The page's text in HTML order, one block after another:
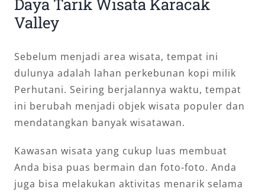
Valley
Sebelum menjadi area wisata, tempat ini
dulunya adalah lahan perkebunan kopi milik
Perhutani. Seiring berjalannya waktu, tempat
ini berubah menjadi objek wisata populer dan
mendatangkan banyak wisatawan.
Kawasan wisata yang cukup luas membuat
Anda bisa puas bermain dan foto-foto. Anda
juga bisa melakukan aktivitas menarik selama